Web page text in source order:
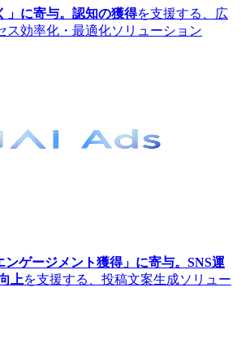
」に寄与。認知の獲得を支援する、広
ス効率化・最適化ソリューション
ンゲージメント獲得」に寄与。SNS運
上を支援する、投稿文案生成ソリュー